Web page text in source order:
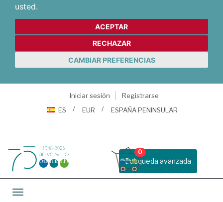
usted.
ACEPTAR
RECHAZAR
CAMBIAR PREFERENCIAS
Iniciar sesión
Registrarse
ES
EUR ESPAÑA PENINSULAR
Busqueda avanzada
0
Toggle navigation